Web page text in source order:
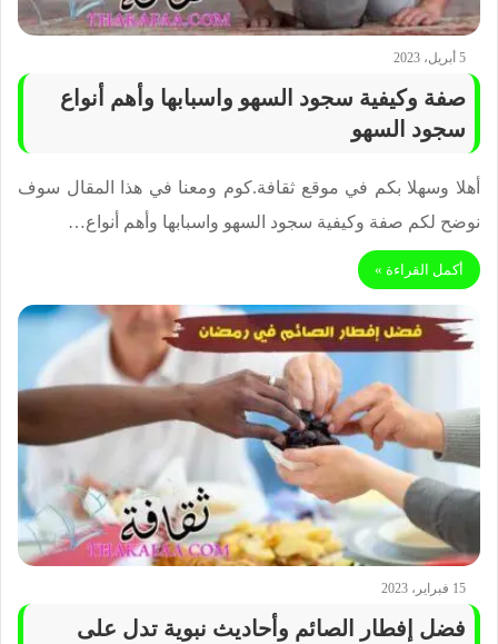
5 أبريل، 2023
صفة وكيفية سجود السهو واسبابها وأهم أنواع
سجود السهو
أهلا وسهلا بكم في موقع ثقافة.كوم ومعنا في هذا المقال سوف
نوضح لكم صفة وكيفية سجود السهو واسبابها وأهم أنواع…
أكمل القراءة »
15 فبراير، 2023
فضل إفطار الصائم وأحاديث نبوية تدل على